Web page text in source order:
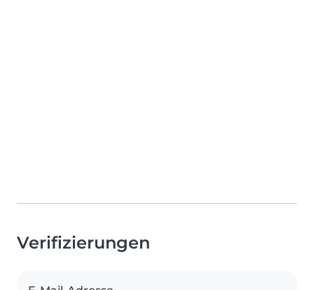
Verifizierungen